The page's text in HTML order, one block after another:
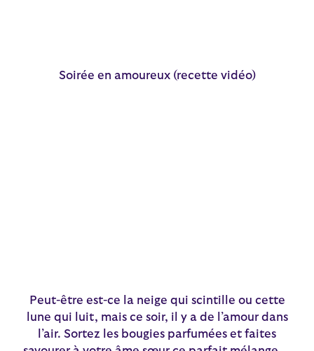
Soirée en amoureux (recette vidéo)
Peut-être est-ce la neige qui scintille ou cette
lune qui luit, mais ce soir, il y a de l’amour dans
l’air. Sortez les bougies parfumées et faites